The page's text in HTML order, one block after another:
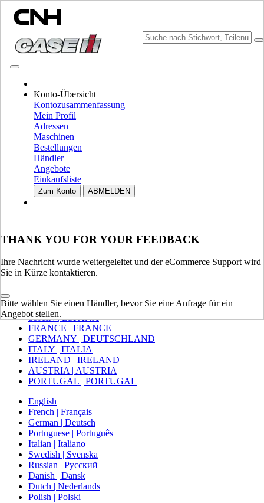
Konto-Übersicht
Kontozusammenfassung
Mein Profil
Adressen
Maschinen
Bestellungen
Händler
Angebote
Einkaufsliste
Zum Konto ABMELDEN
THANK YOU FOR YOUR FEEDBACK
Ihre Nachricht wurde weitergeleitet und der eCommerce Support wird
Sie in Kürze kontaktieren.
Bitte wählen Sie einen Händler, bevor Sie eine Anfrage für ein
Angebot stellen.
KATALOGE DURCHSUCHEN
MARKE UND SPRACHE WÄHLEN
Nordamerika
CANADA (English)
Mexico | México
VEREINIGTES KÖNIGREICH
SPAIN | ESPAÑA
FRANCE | FRANCE
GERMANY | DEUTSCHLAND
ITALY | ITALIA
IRELAND | IRELAND
AUSTRIA | AUSTRIA
PORTUGAL | PORTUGAL
English
French | Français
German | Deutsch
Portuguese | Português
Italian | Italiano
Swedish | Svenska
Russian | Русский
Danish | Dansk
Dutch | Nederlands
Polish | Polski